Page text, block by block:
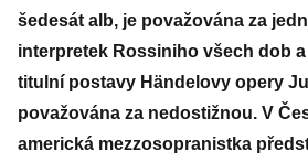
šedesát alb, je považována za
interpretek Rossiniho všech dob
titulní postavy Händelovy opery
považována za nedostižnou. V
americká mezzosopranistka